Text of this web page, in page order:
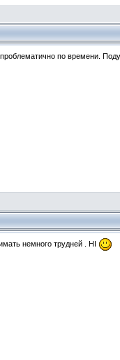
по времени.
немного трудней . HI